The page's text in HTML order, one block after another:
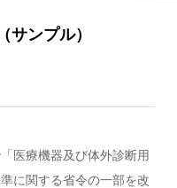
ンプル）
医療機器及び体外診断用
に関する省令の一部を改